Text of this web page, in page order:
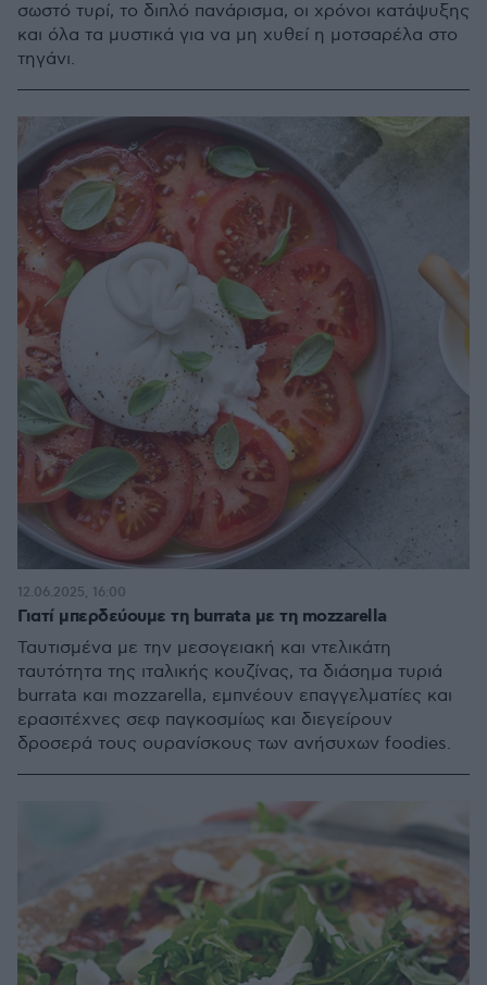
σωστό τυρί, το διπλό πανάρισμα, οι χρόνοι κατάψυξης
και όλα τα μυστικά για να μη χυθεί η μοτσαρέλα στο
τηγάνι.
Γιατί μπερδεύουμε τη burrata με τη mozzarella
Ταυτισμένα με την μεσογειακή και ντελικάτη
ταυτότητα της ιταλικής κουζίνας, τα διάσημα τυριά
burrata και mozzarella, εμπνέουν επαγγελματίες και
ερασιτέχνες σεφ παγκοσμίως και διεγείρουν
δροσερά τους ουρανίσκους των ανήσυχων foodies.
12.06.2025, 16:00